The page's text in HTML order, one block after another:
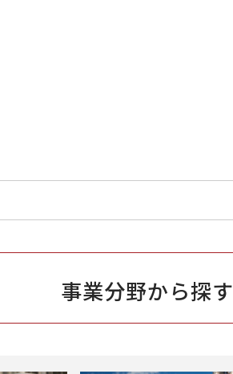
事業分野から探す